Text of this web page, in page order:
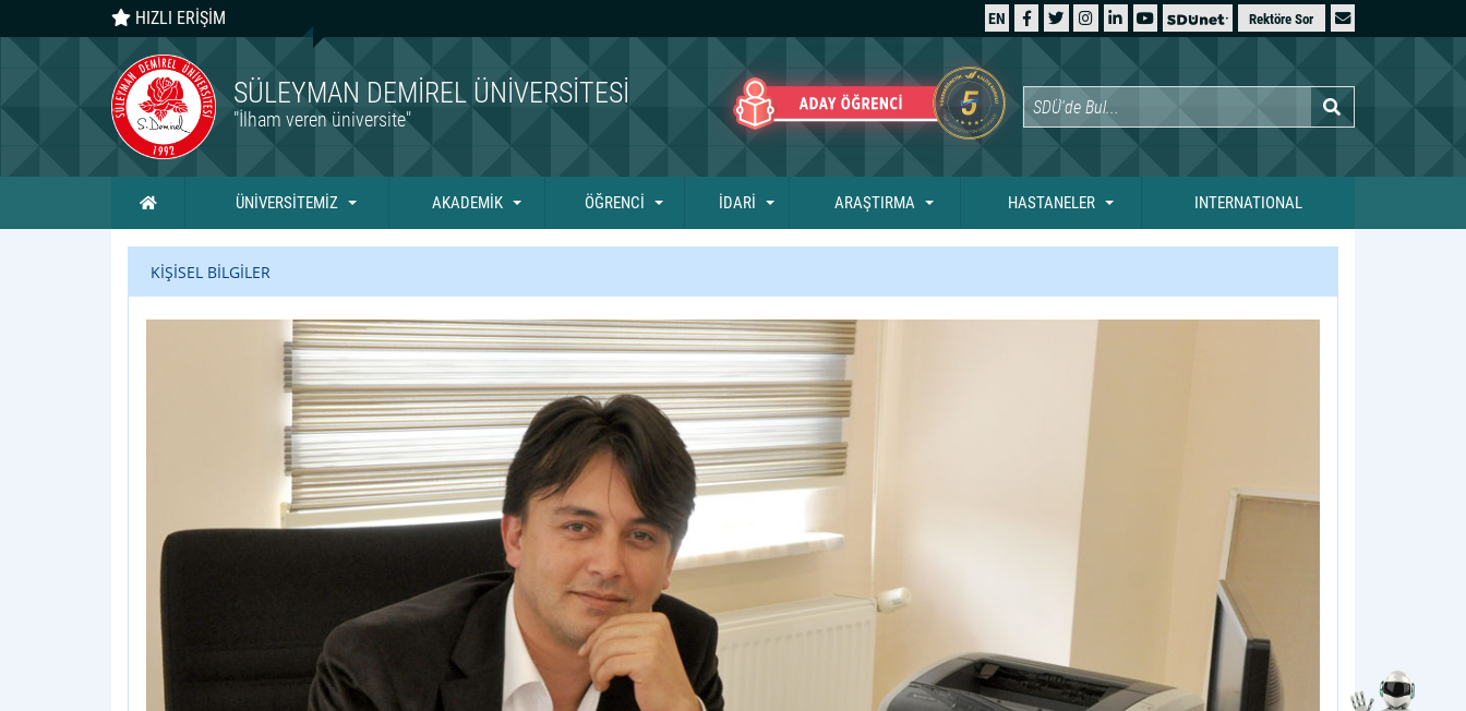
HIZLI ERİŞİM EN Rektöre Sor
SÜLEYMAN DEMIREL ÜNIVERSITESI
"İlham veren üniversite"
Ana Sayfa ÜNİVERSİTEMİZ AKADEMİK ÖĞRENCİ İDARİ ARAŞTIRMA HASTANELER INTERNATIONAL
KİŞİSEL BİLGİLER